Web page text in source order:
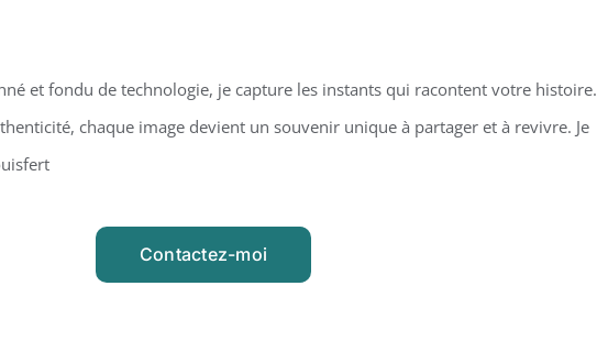
et fondu de technologie, je capture les instants qui racontent votre histoire.
chaque image devient un souvenir unique à partager et à revivre. Je
Contactez-moi